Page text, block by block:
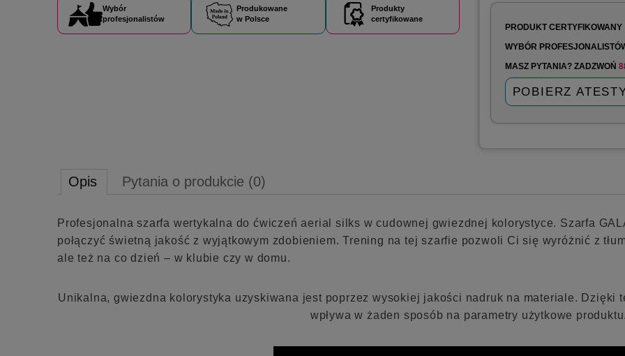
Wybór
profesjonalistów
Produkowane
w Polsce
Produkty
certyfikowane
PRODUKT CERTYFIKOWANY
WYBÓR
MASZ PYTANIA? ZADZWOŃ
POBIERZ
Opis Pytania o produkcie (0)
Profesjonalna szarfa wertykalna do ćwiczeń aerial silks w cudownej gwiezdnej kolorystyce. Szarfa
połączyć świetną jakość z wyjątkowym zdobieniem. Trening na tej szarfie pozwoli Ci się wyróżnić z
ale też na co dzień – w klubie czy w domu.
Unikalna, gwiezdna kolorystyka uzyskiwana jest poprzez wysokiej jakości nadruk na materiale.
wpływa w żaden sposób na parametry użytkowe